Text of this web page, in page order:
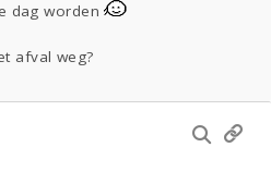
dag worden
afval weg?